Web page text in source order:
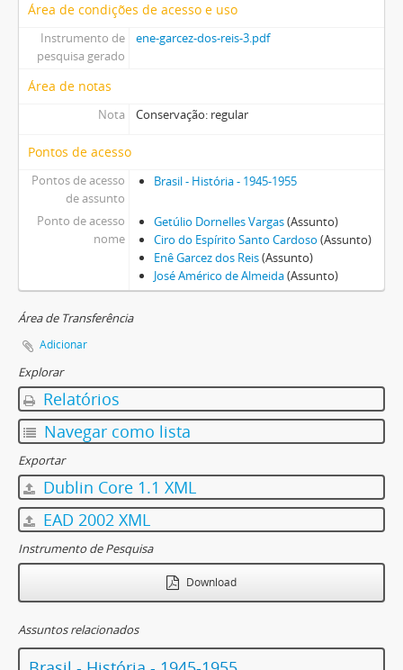
Área de condições de acesso e uso
Instrumento de
pesquisa gerado
ene-garcez-dos-reis-3.pdf
Área de notas
Nota Conservação: regular
Pontos de acesso
Pontos de acesso
de assunto
Brasil - História - 1945-1955
Ponto de acesso
nome
Getúlio Dornelles Vargas(Assunto)
Ciro do Espírito Santo Cardoso (Assunto)
Enê Garcez dos Reis(Assunto)
José Américo de Almeida(Assunto)
Área de Transferência
Adicionar
Explorar
Relatórios
Navegar como lista
Exportar
Dublin Core 1.1 XML
EAD 2002 XML
Instrumento de Pesquisa
Download
Assuntos relacionados